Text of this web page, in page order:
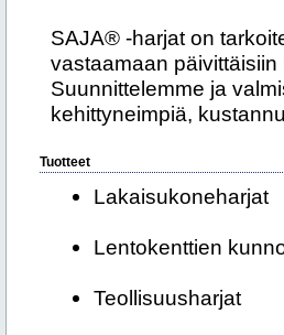
SAJA® -harjat on
vastaamaan
Suunnittelemme ja
kehittyneimpiä,
Tuotteet
Lakaisukoneharjat
Lentokenttien
Teollisuusharjat